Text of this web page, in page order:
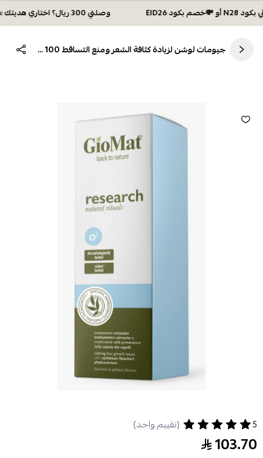
وصلتي 300 ريال؟ اختاري هديتك :🏍 شحن مجاني بكود N28 أو 💸خصم بكود EID26
جيومات لوشن لزيادة كثافة الشعر ومنع التساقط 100 مل
جيومات لوشن لزيادة كثافة الشعر ومنع التساقط 100 مل
5 (تقييم واحد)
103.70